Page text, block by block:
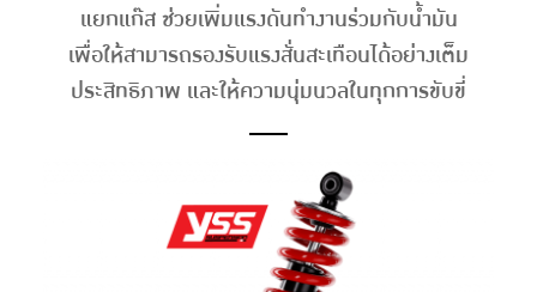
แยกแก๊ส ช่วยเพิ่มแรงดันทำงานร่วมกับน้ำมัน
เพื่อให้สามารถรองรับแรงสั่นสะเทือนได้อย่างเต็ม
ประสิทธิภาพ และให้ความนุ่มนวลในทุกการขับขี่